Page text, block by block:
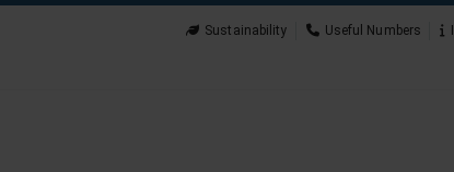
Sustainability Useful Numbers